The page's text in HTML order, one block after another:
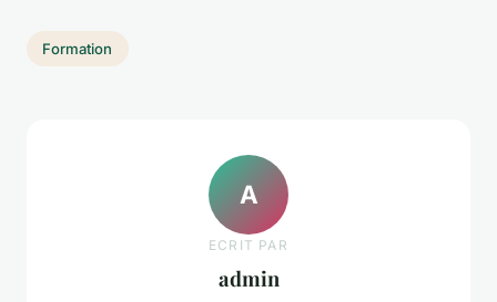
Formation
A
ECRIT PAR
admin